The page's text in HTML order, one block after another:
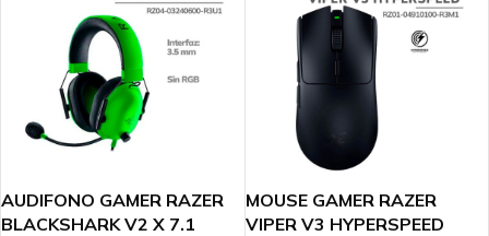
AUDIFONO GAMER RAZER
BLACKSHARK V2 X 7.1
MOUSE GAMER RAZER
VIPER V3 HYPERSPEED